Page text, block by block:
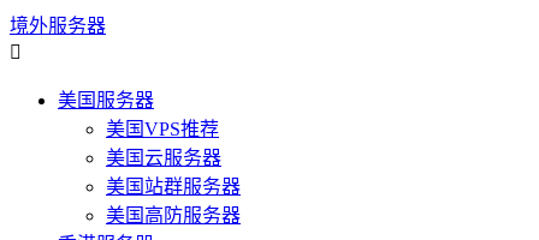
境外服务器

美国服务器
美国VPS推荐
美国云服务器
美国站群服务器
美国高防服务器